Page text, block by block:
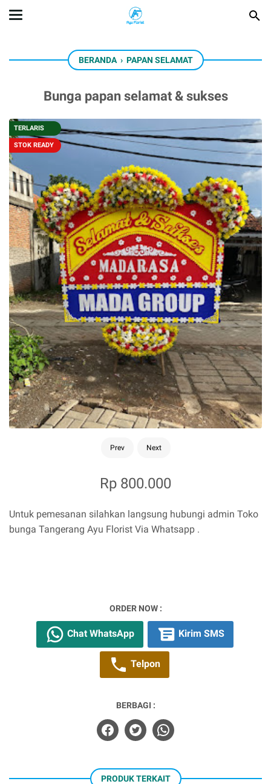
BERANDA › PAPAN SELAMAT
Bunga papan selamat & sukses
TERLARIS
STOK READY
Prev Next
Rp 800.000
Untuk pemesanan silahkan langsung hubungi admin Toko
bunga Tangerang Ayu Florist Via Whatsapp .
ORDER NOW :
Chat WhatsApp Kirim SMS
Telpon
BERBAGI :
PRODUK TERKAIT